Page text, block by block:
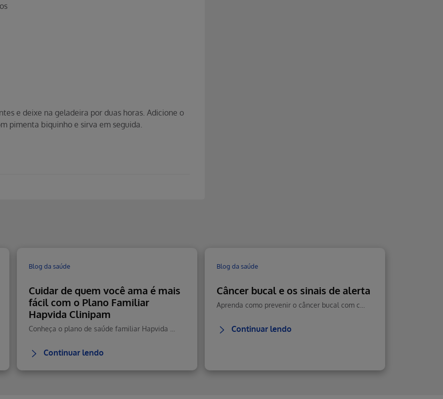
e deixe na geladeira por duas horas. Adicione o
pimenta biquinho e sirva em seguida.
Blog da saúde
Cuidar de quem você ama é mais
fácil com o Plano Familiar
Hapvida Clinipam
Continuar lendo
Blog da saúde
Câncer bucal e os sinais de alerta
Continuar lendo